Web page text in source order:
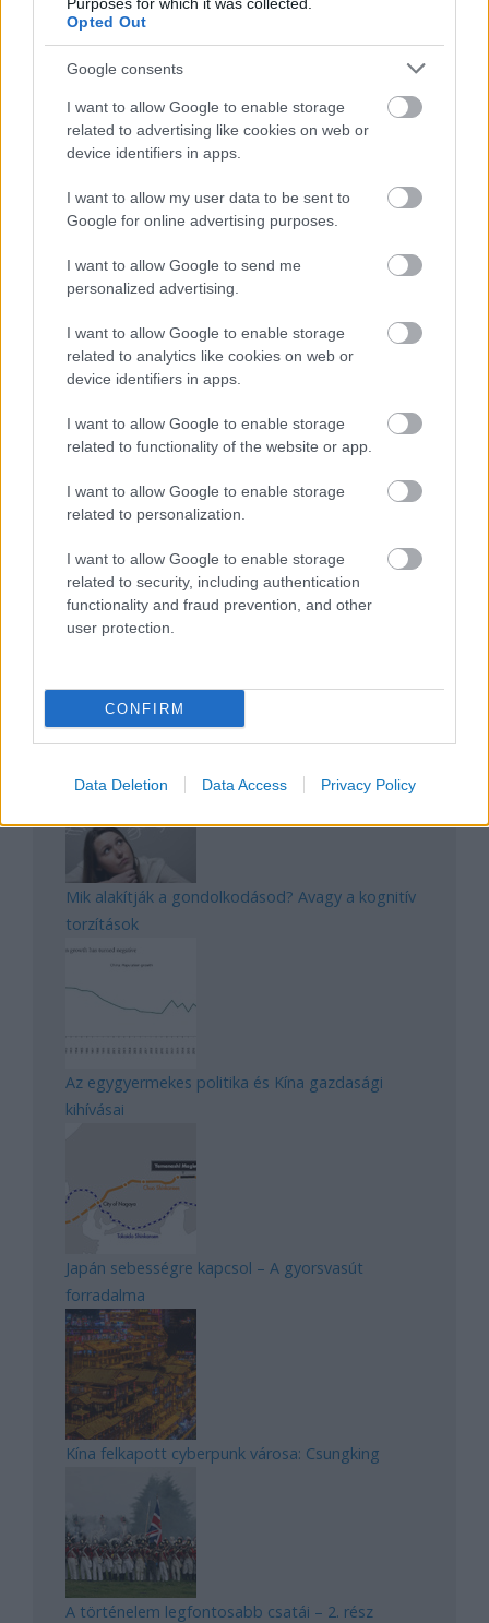
Opted Out
Google consents
I want to allow Google to enable storage
related to advertising like cookies on web or
device identifiers in apps.
I want to allow my user data to be sent to
Google for online advertising purposes.
I want to allow Google to send me
personalized advertising.
I want to allow Google to enable storage
related to analytics like cookies on web or
device identifiers in apps.
I want to allow Google to enable storage
related to functionality of the website or app.
I want to allow Google to enable storage
related to personalization.
I want to allow Google to enable storage
related to security, including authentication
functionality and fraud prevention, and other
user protection.
CONFIRM
Data Deletion Data Access Privacy Policy
Irak nagy dobása: új kereskedelmi út a világ
közepén
A közlekedés mérföldkövei
A világ legveszélyesebb migrációs útvonalai: A
Közép-Mediterrán útvonal, A Darién-régió és az
Indiai-óceáni út
Manaus: a dzsungel szívének városa
Magyarország rejtett gyöngyszemei
Mik alakítják a gondolkodásod? Avagy a kognitív
torzítások
Az egygyermekes politika és Kína gazdasági
kihívásai
Japán sebességre kapcsol – A gyorsvasút
forradalma
Kína felkapott cyberpunk városa: Csungking
A történelem legfontosabb csatái – 2. rész